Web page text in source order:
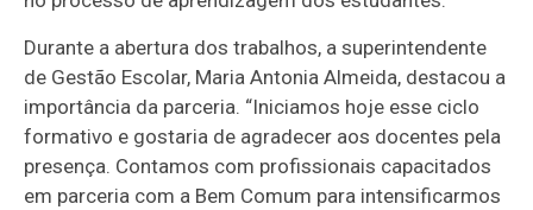
Durante a abertura dos trabalhos, a superintendente
de Gestão Escolar, Maria Antonia Almeida, destacou a
importância da parceria. “Iniciamos hoje esse ciclo
formativo e gostaria de agradecer aos docentes pela
presença. Contamos com profissionais capacitados
em parceria com a Bem Comum para intensificarmos